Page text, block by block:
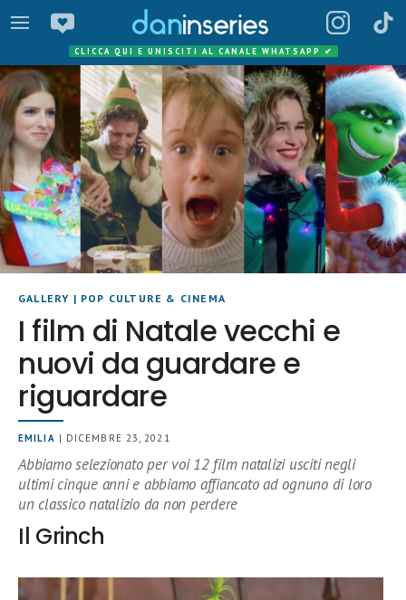
CLICCA QUI E UNISCITI AL CANALE WHATSAPP ✔
GALLERY | POP CULTURE & CINEMA
I film di Natale vecchi e
nuovi da guardare e
riguardare
EMILIA | DICEMBRE 23, 2021
Abbiamo selezionato per voi 12 film natalizi usciti negli
ultimi cinque anni e abbiamo affiancato ad ognuno di loro
un classico natalizio da non perdere
Il Grinch